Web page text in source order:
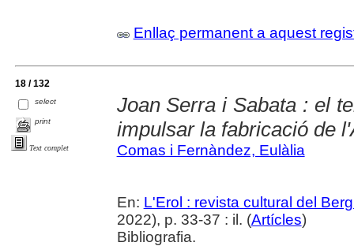
Enllaç permanent a aquest
18 / 132
select
print
Text complet
Joan Serra i Sabata : el
impulsar la fabricació de
Comas i Fernàndez, Eulàlia
En: L'Erol : revista cultural del
2022), p. 33-37 : il. (Artícles)
Bibliografia.